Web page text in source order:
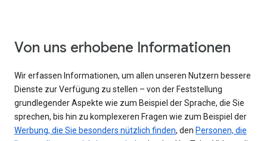
Von uns erhobene Informationen
Wir erfassen Informationen, um allen unseren Nutzern bessere
Dienste zur Verfügung zu stellen – von der Feststellung
grundlegender Aspekte wie zum Beispiel der Sprache, die Sie
sprechen, bis hin zu komplexeren Fragen wie zum Beispiel der
Werbung, die Sie besonders nützlich finden, den Personen, die